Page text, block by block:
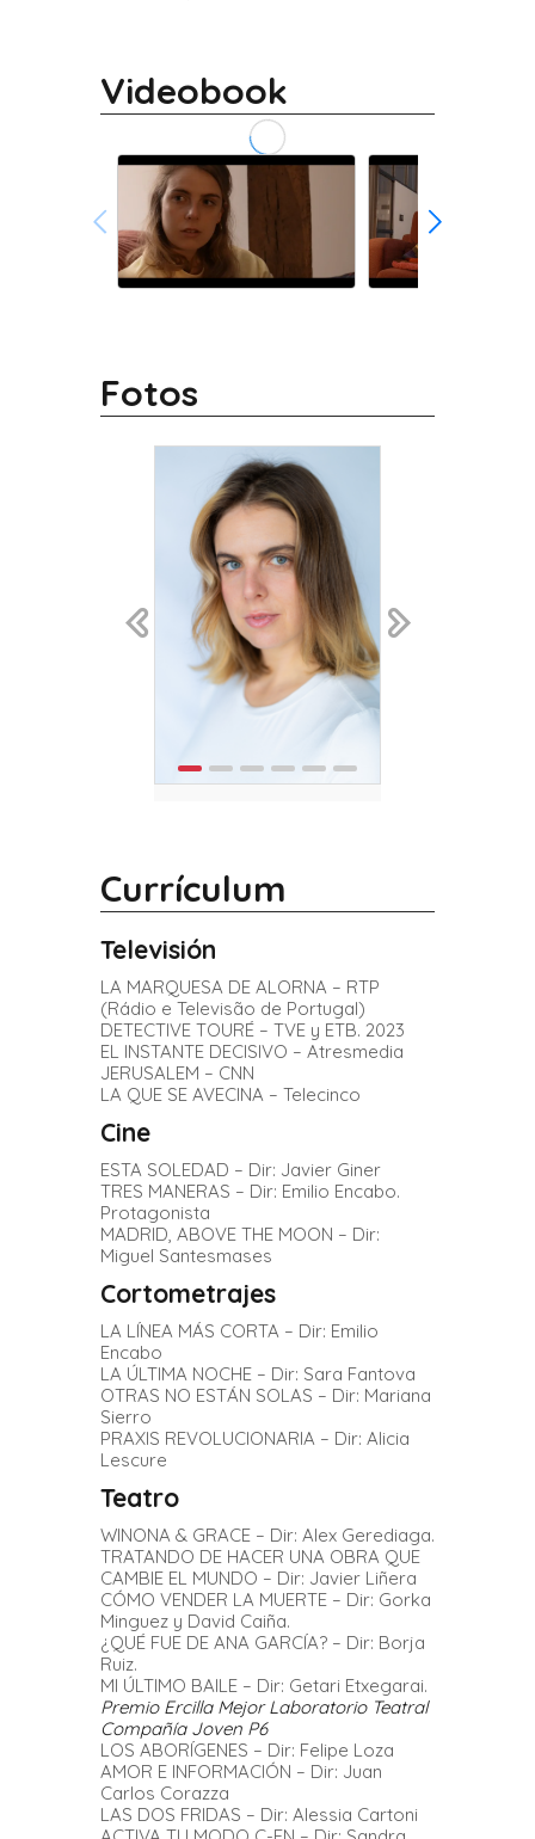
Videobook
Fotos
Currículum
Televisión
LA MARQUESA DE ALORNA – RTP
(Rádio e Televisão de Portugal)
DETECTIVE TOURÉ – TVE y ETB. 2023
EL INSTANTE DECISIVO – Atresmedia
JERUSALEM – CNN
LA QUE SE AVECINA – Telecinco
Cine
ESTA SOLEDAD – Dir: Javier Giner
TRES MANERAS – Dir: Emilio Encabo.
Protagonista
MADRID, ABOVE THE MOON – Dir:
Miguel Santesmases
Cortometrajes
LA LÍNEA MÁS CORTA – Dir: Emilio
Encabo
LA ÚLTIMA NOCHE – Dir: Sara Fantova
OTRAS NO ESTÁN SOLAS – Dir: Mariana
Sierro
PRAXIS REVOLUCIONARIA – Dir: Alicia
Lescure
Teatro
WINONA & GRACE – Dir: Alex Gerediaga.
TRATANDO DE HACER UNA OBRA QUE
CAMBIE EL MUNDO – Dir: Javier Liñera
CÓMO VENDER LA MUERTE – Dir: Gorka
Minguez y David Caiña.
¿QUÉ FUE DE ANA GARCÍA? – Dir: Borja
Ruiz.
MI ÚLTIMO BAILE – Dir: Getari Etxegarai.
Premio Ercilla Mejor Laboratorio Teatral
Compañía Joven P6
LOS ABORÍGENES – Dir: Felipe Loza
AMOR E INFORMACIÓN – Dir: Juan
Carlos Corazza
LAS DOS FRIDAS – Dir: Alessia Cartoni